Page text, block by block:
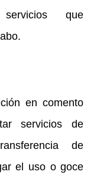
que
en comento
servicios de
de
el uso o goce